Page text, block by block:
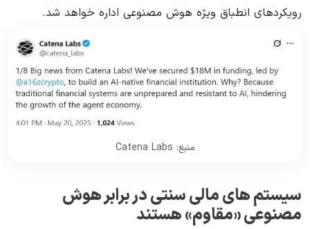
رویکردهای انطباق ویژه هوش مصنوعی اداره خواهد شد.
منبع: Catena Labs
سیستم های مالی سنتی در برابر هوش
مصنوعی «مقاوم» هستند